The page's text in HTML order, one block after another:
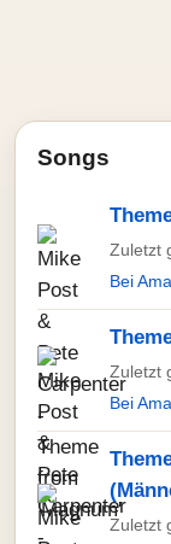
Songs
Zuletzt
Bei
Zuletzt
Bei
Zuletzt